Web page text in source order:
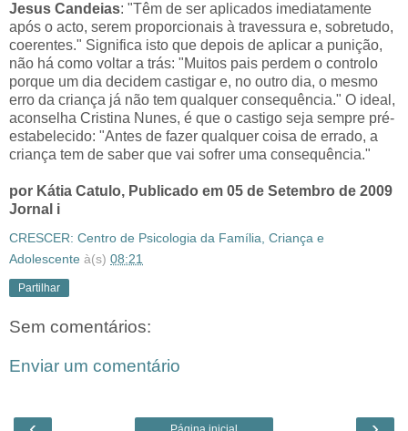
Jesus Candeias: "Têm de ser aplicados imediatamente
após o acto, serem proporcionais à travessura e, sobretudo,
coerentes." Significa isto que depois de aplicar a punição,
não há como voltar a trás: "Muitos pais perdem o controlo
porque um dia decidem castigar e, no outro dia, o mesmo
erro da criança já não tem qualquer consequência." O ideal,
aconselha Cristina Nunes, é que o castigo seja sempre pré-
estabelecido: "Antes de fazer qualquer coisa de errado, a
criança tem de saber que vai sofrer uma consequência."
por Kátia Catulo, Publicado em 05 de Setembro de 2009
Jornal i
CRESCER: Centro de Psicologia da Família, Criança e
Adolescente à(s) 08:21
Partilhar
Sem comentários:
Enviar um comentário